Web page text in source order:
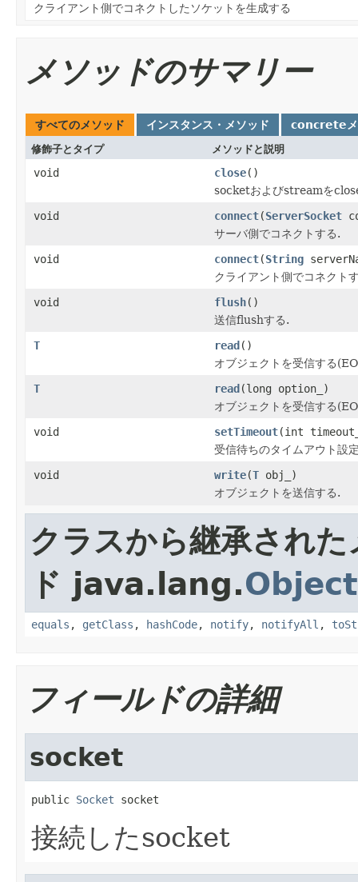
クライアント側でコネクトしたソケットを生成する
メソッドのサマリー
すべてのメソッド インスタンス・メソッド concreteメ
修飾子とタイプ メソッドと説明
void close()
socketおよびstreamを
void
connect(ServerSocket
サーバ側でコネクトする.
void
connect(String
クライアント側でコネクト
void
flush()
送信flushする.
T
read()
オブジェクトを受信する
T
read(long option_)
オブジェクトを受信する
void
setTimeout(int
受信待ちのタイムアウト設
void
write(T obj_)
オブジェクトを送信する.
クラスから継承された
ド java.lang.Object
equals , getClass , hashCode, notify, notifyAll ,
フィールドの詳細
socket
public Socket socket
接続したsocket